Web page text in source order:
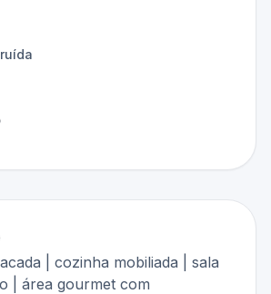
| cozinha mobiliada | sala
| área gourmet com